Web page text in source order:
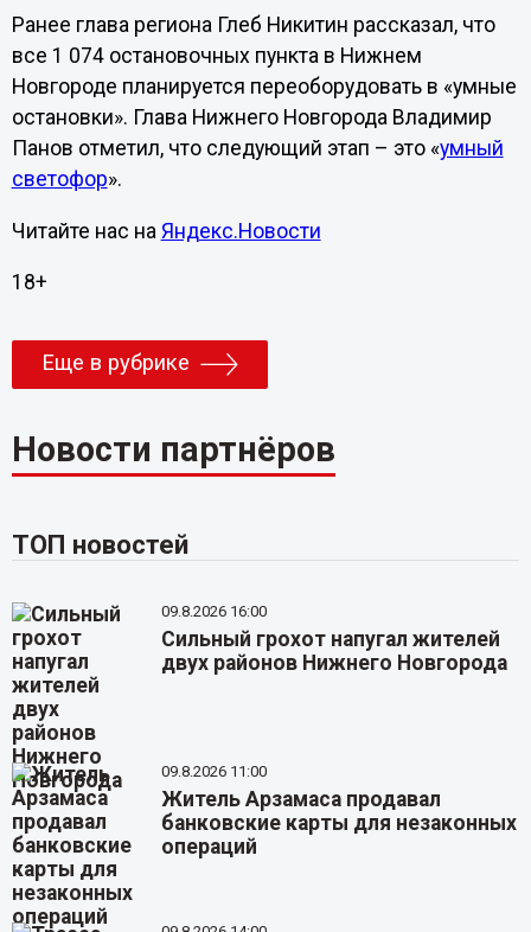
Ранее глава региона Глеб Никитин рассказал, что
все 1 074 остановочных пункта в Нижнем
Новгороде планируется переоборудовать в «умные
остановки». Глава Нижнего Новгорода Владимир
Панов отметил, что следующий этап – это «умный
светофор».
Читайте нас на Яндекс.Новости
18+
Еще в рубрике
Новости партнёров
ТОП новостей
09.8.2026 16:00
Сильный грохот напугал жителей
двух районов Нижнего Новгорода
09.8.2026 11:00
Житель Арзамаса продавал
банковские карты для незаконных
операций